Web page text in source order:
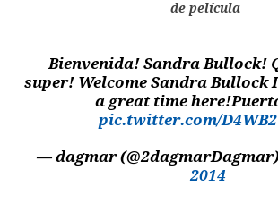
de película
Bienvenida! Sandra Bullock!
super! Welcome Sandra Bullock
a great time
pic.twitter.com/
— dagmar
2014